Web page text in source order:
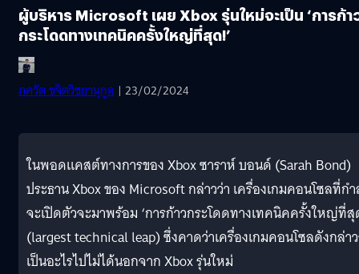
ผู้บริหาร Microsoft เผย Xbox รุ่นใหม่จะเป็น ‘การก้า
กระโดดทางเทคนิคครั้งใหญ่ที่สุด!’
ภควัต ขจิตวิชยานุกูล | 23/02/2024
ในพอดแคสต์ทางการของ Xbox ซาราห์ บอนด์ (Sarah Bond)
ประธาน Xbox ของ Microsoft กล่าวว่า เครื่องเกมคอนโซลที่ก
จะเปิดตัวจะมาพร้อม ‘การก้าวกระโดดทางเทคนิคครั้งใหญ่ที่สุ
(largest technical leap) ซึ่งคาดว่าเครื่องเกมคอนโซลดังกล่า
เป็นอะไรไปไม่ได้นอกจาก Xbox รุ่นใหม่